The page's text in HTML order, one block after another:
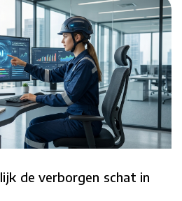
de verborgen schat in